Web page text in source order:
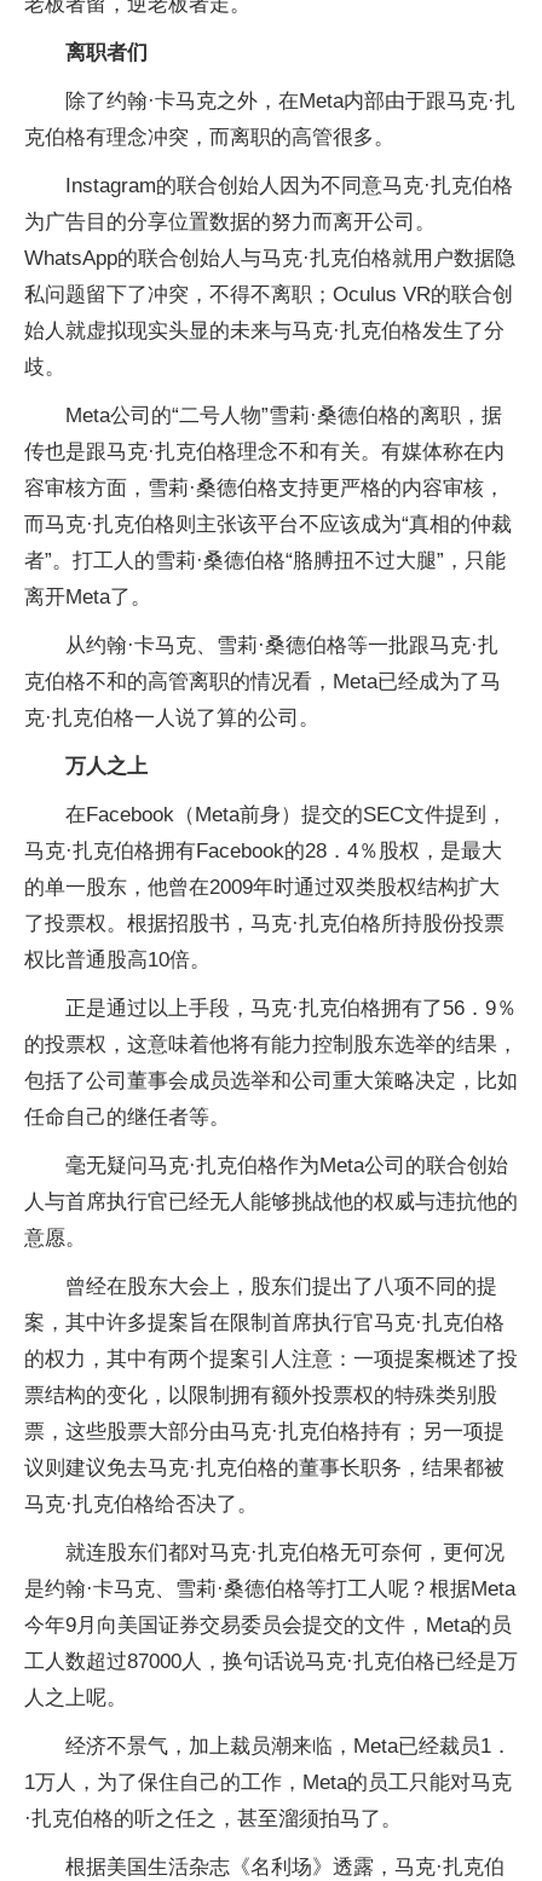
离职者们
除了约翰·卡马克之外，在Meta内部由于跟马克·扎
克伯格有理念冲突，而离职的高管很多。
Instagram的联合创始人因为不同意马克·扎克伯格
为广告目的分享位置数据的努力而离开公司。
WhatsApp的联合创始人与马克·扎克伯格就用户数据隐
私问题留下了冲突，不得不离职；Oculus VR的联合创
始人就虚拟现实头显的未来与马克·扎克伯格发生了分
歧。
Meta公司的“二号人物”雪莉·桑德伯格的离职，据
传也是跟马克·扎克伯格理念不和有关。有媒体称在内
容审核方面，雪莉·桑德伯格支持更严格的内容审核，
而马克·扎克伯格则主张该平台不应该成为“真相的仲裁
者”。打工人的雪莉·桑德伯格“胳膊扭不过大腿”，只能
离开Meta了。
从约翰·卡马克、雪莉·桑德伯格等一批跟马克·扎
克伯格不和的高管离职的情况看，Meta已经成为了马
克·扎克伯格一人说了算的公司。
万人之上
在Facebook（Meta前身）提交的SEC文件提到，
马克·扎克伯格拥有Facebook的28．4％股权，是最大
的单一股东，他曾在2009年时通过双类股权结构扩大
了投票权。根据招股书，马克·扎克伯格所持股份投票
权比普通股高10倍。
正是通过以上手段，马克·扎克伯格拥有了56．9％
的投票权，这意味着他将有能力控制股东选举的结果，
包括了公司董事会成员选举和公司重大策略决定，比如
任命自己的继任者等。
毫无疑问马克·扎克伯格作为Meta公司的联合创始
人与首席执行官已经无人能够挑战他的权威与违抗他的
意愿。
曾经在股东大会上，股东们提出了八项不同的提
案，其中许多提案旨在限制首席执行官马克·扎克伯格
的权力，其中有两个提案引人注意：一项提案概述了投
票结构的变化，以限制拥有额外投票权的特殊类别股
票，这些股票大部分由马克·扎克伯格持有；另一项提
议则建议免去马克·扎克伯格的董事长职务，结果都被
马克·扎克伯格给否决了。
就连股东们都对马克·扎克伯格无可奈何，更何况
是约翰·卡马克、雪莉·桑德伯格等打工人呢？根据Meta
今年9月向美国证券交易委员会提交的文件，Meta的员
工人数超过87000人，换句话说马克·扎克伯格已经是万
人之上呢。
经济不景气，加上裁员潮来临，Meta已经裁员1．
1万人，为了保住自己的工作，Meta的员工只能对马克
·扎克伯格的听之任之，甚至溜须拍马了。
根据美国生活杂志《名利场》透露，马克·扎克伯